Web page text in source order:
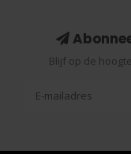
Blijf op de